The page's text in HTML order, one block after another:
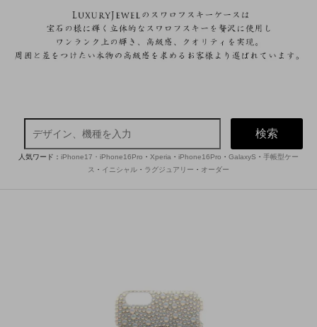
検索
人気ワード： iPhone17・iPhone16Pro ・ Xperia ・ iPhone16Pro ・ GalaxyS ・ 手帳型ケー
ス ・ イニシャル ・ ラグジュアリー ・ オーダー